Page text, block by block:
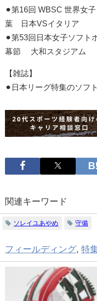
⚫︎第16回 WBSC 世界女
葉 日本VSイタリア
⚫︎第53回日本女子ソフト
幕節 大和スタジアム
【雑誌】
⚫︎日本リーグ特集のソフ
関連キーワード
ソレイユあやめ 守備
フィールディング, 特